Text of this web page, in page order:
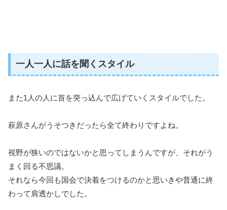
一人一人に話を聞くスタイル
また1人の人に首を突っ込んで広げていくスタイルでした。
萩原さんがうそつきだったら全て終わりですよね。
視野が狭いのではないかと思ってしまうんですが、それがう
まく回る不思議。
それなら今回も国会で決着をつけるのかと思いきや普通に終
わって肩透かしでした。